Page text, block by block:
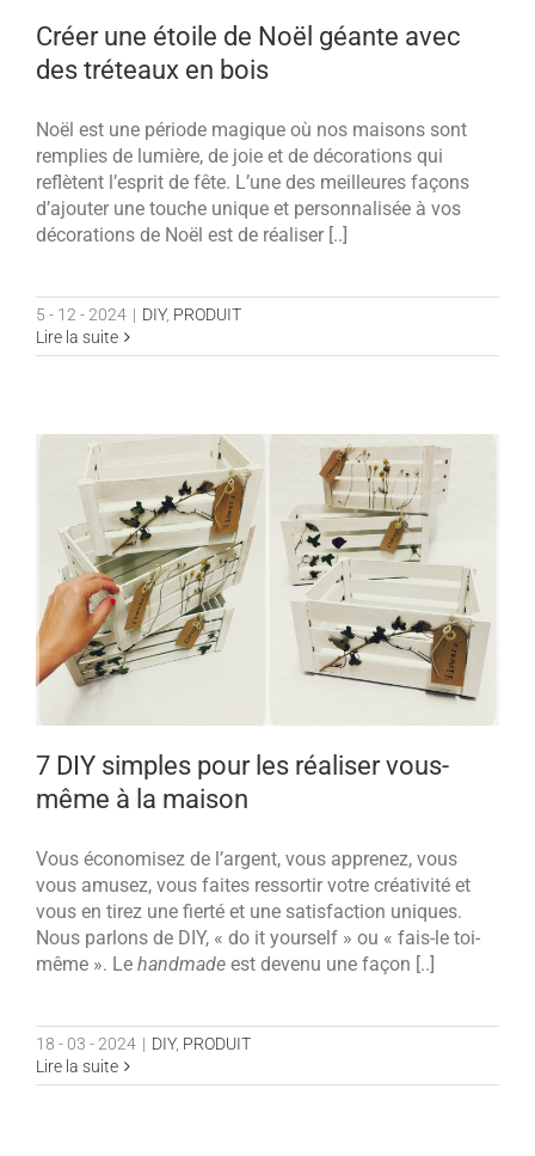
Créer une étoile de Noël géante avec
des tréteaux en bois
Noël est une période magique où nos maisons sont
remplies de lumière, de joie et de décorations qui
reflètent l’esprit de fête. L’une des meilleures façons
d’ajouter une touche unique et personnalisée à vos
décorations de Noël est de réaliser [..]
5 - 12 - 2024 | DIY, PRODUIT
Lire la suite
7 DIY simples pour les réaliser vous-
même à la maison
Vous économisez de l’argent, vous apprenez, vous
vous amusez, vous faites ressortir votre créativité et
vous en tirez une fierté et une satisfaction uniques.
Nous parlons de DIY, « do it yourself » ou « fais-le toi-
même ». Le handmade est devenu une façon [..]
18 - 03 - 2024 | DIY, PRODUIT
Lire la suite